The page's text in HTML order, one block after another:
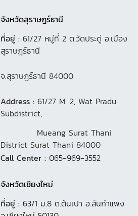
จังหวัดสุราษฎร์ธานี
ที่อยู่ : 61/27 หมู่ที่ 2 ต.วัดประดู่ อ.เมือง
สุราษฎร์ธานี
จ.สุราษฎร์ธานี 84000
Address : 61/27 M. 2, Wat Pradu
Subdistrict,
Mueang Surat Thani
District Surat Thani 84000
Call Center : 065-969-3552
จังหวัดเชียงใหม่
ที่อยู่ : 63/1 ม.8 ต.ต้นเปา อ.สันกำแพง